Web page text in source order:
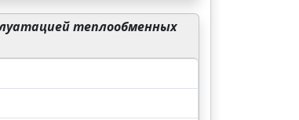
теплообменных